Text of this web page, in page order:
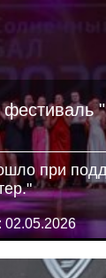
при
02.05.2026